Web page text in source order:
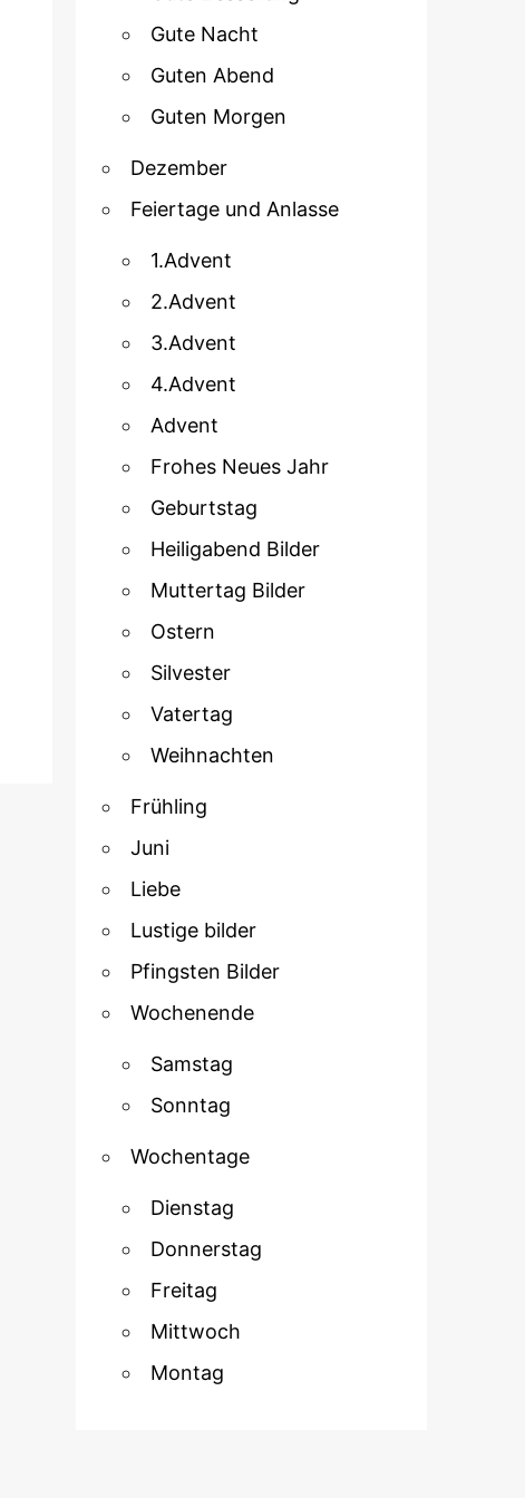
Gute Nacht
Guten Abend
Guten Morgen
Dezember
Feiertage und Anlasse
1.Advent
2.Advent
3.Advent
4.Advent
Advent
Frohes Neues Jahr
Geburtstag
Heiligabend Bilder
Muttertag Bilder
Ostern
Silvester
Vatertag
Weihnachten
Frühling
Juni
Liebe
Lustige bilder
Pfingsten Bilder
Wochenende
Samstag
Sonntag
Wochentage
Dienstag
Donnerstag
Freitag
Mittwoch
Montag